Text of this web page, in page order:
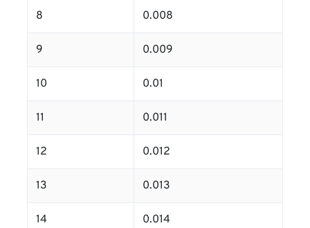
8 0.008
9 0.009
10 0.01
11 0.011
12 0.012
13 0.013
14 0.014